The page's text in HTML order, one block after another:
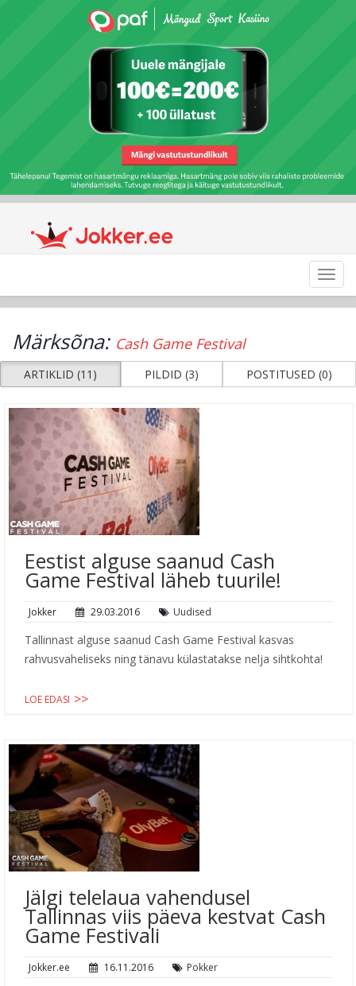
Märksõna: Cash Game Festival
ARTIKLID (11) PILDID (3) POSTITUSED (0)
Eestist alguse saanud Cash
Game Festival läheb tuurile!
Jokker 29.03.2016 Uudised
Tallinnast alguse saanud Cash Game Festival kasvas
rahvusvaheliseks ning tänavu külastatakse nelja sihtkohta!
LOE EDASI
Jälgi telelaua vahendusel
Tallinnas viis päeva kestvat Cash
Game Festivali
Jokker.ee 16.11.2016 Pokker